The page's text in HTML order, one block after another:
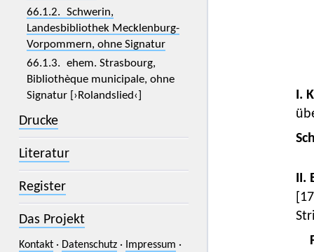
66.1.2. Schwerin,
Landesbibliothek Mecklenburg-
Vorpommern, ohne Signatur
66.1.3. ehem. Strasbourg,
Bibliothèque municipale, ohne
Signatur [›Rolandslied‹]
Drucke
Literatur
Register
Das Projekt
Kontakt· Datenschutz· Impressum ·
I.
II.